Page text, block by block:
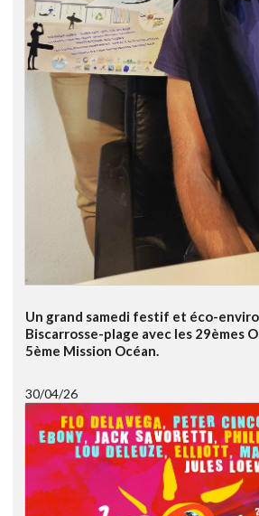
Un grand samedi festif et éco-
Biscarrosse-plage avec les 29èmes
5ème Mission Océan.
30/04/26